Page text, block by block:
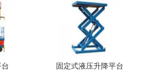
固定式液压升降平台